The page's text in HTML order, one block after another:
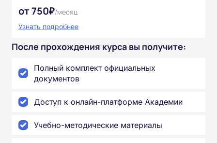
от 750₽/месяц
Узнать подробнее
После прохождения курса вы получите:
Полный комплект официальных
документов
Доступ к онлайн-платформе Академии
Учебно-методические материалы